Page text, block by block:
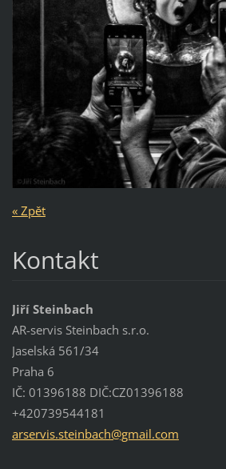
« Zpět
Kontakt
Jiří Steinbach
AR-servis Steinbach s.r.o.
Jaselská 561/34
Praha 6
IČ: 01396188 DIČ:CZ01396188
+420739544181
arservis.steinbach@gmail.com